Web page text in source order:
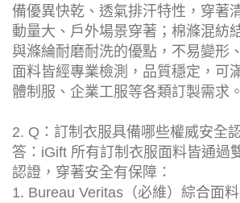
備優異快乾、透氣排汗特性，穿著
動量大、戶外場景穿著；棉滌混紡
與滌綸耐磨耐洗的優點，不易變形
面料皆經專業檢測，品質穩定，可
體制服、企業工服等各類訂製需求。
2. Q：訂制衣服具備哪些權威安全
答：iGift 所有訂制衣服面料皆通過
認證，穿著安全有保障：
1. Bureau Veritas（必維）綜合面